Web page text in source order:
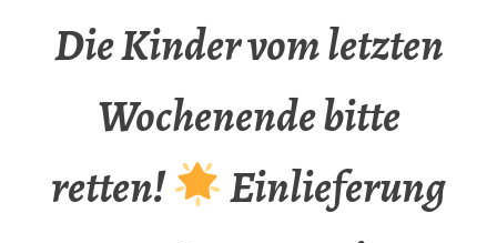
Die Kinder vom letzten
Wochenende bitte
retten!
Einlieferung